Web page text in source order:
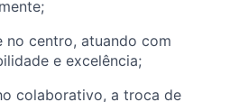
no centro, atuando com
e excelência;
colaborativo, a troca de